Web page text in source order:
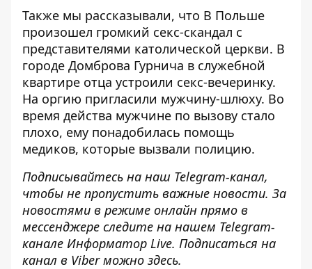
Также мы рассказывали, что В Польше
произошел громкий секс-скандал с
представителями католической церкви. В
городе Домброва Гурнича в служебной
квартире отца устроили секс-вечеринку.
На оргию пригласили мужчину-шлюху. Во
время действа мужчине по вызову стало
плохо, ему понадобилась помощь
медиков, которые вызвали полицию.
Подписывайтесь на наш Telegram-канал,
чтобы не пропустить важные новости. За
новостями в режиме онлайн прямо в
мессенджере следите на нашем Telegram-
канале Информатор Live. Подписаться на
канал в Viber можно здесь.